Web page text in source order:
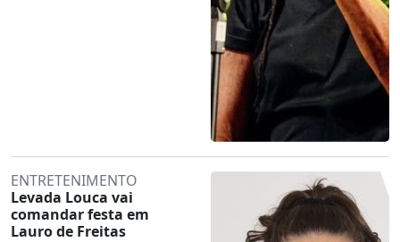
ENTRETENIMENTO
Levada Louca vai
comandar festa em
Lauro de Freitas